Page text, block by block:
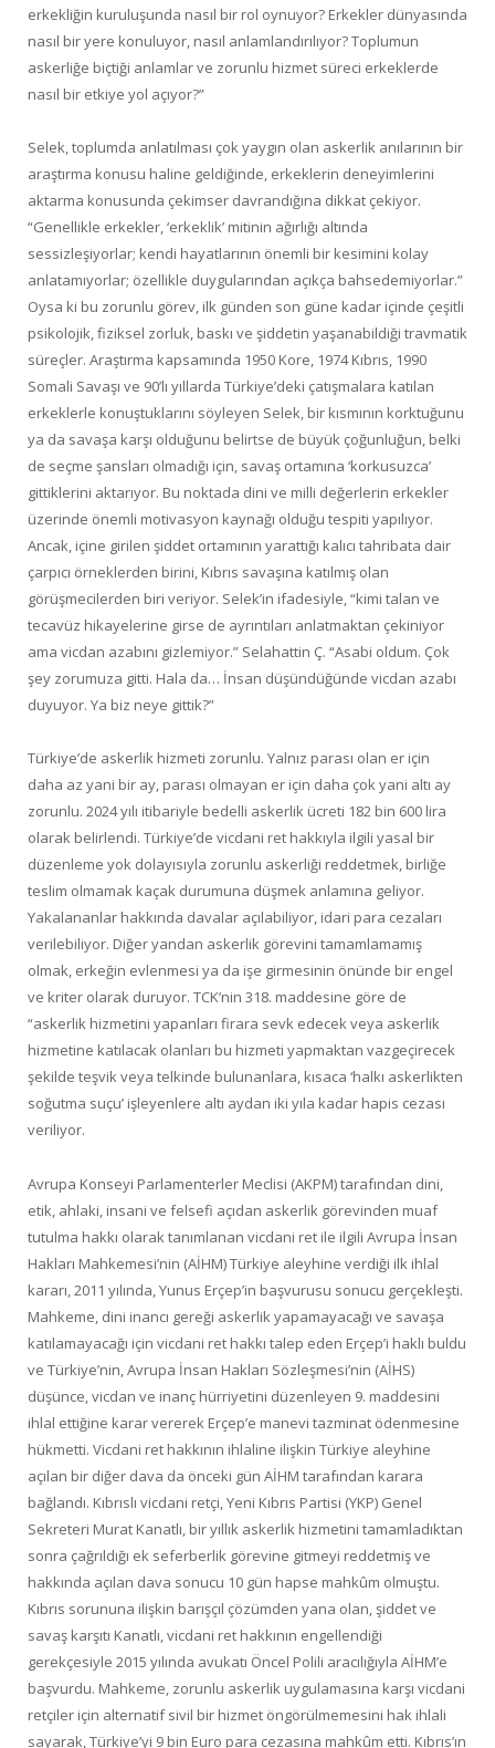
erkekliğin kuruluşunda nasıl bir rol oynuyor? Erkekler dünyasında
nasıl bir yere konuluyor, nasıl anlamlandırılıyor? Toplumun
askerliğe biçtiği anlamlar ve zorunlu hizmet süreci erkeklerde
nasıl bir etkiye yol açıyor?”
Selek, toplumda anlatılması çok yaygın olan askerlik anılarının bir
araştırma konusu haline geldiğinde, erkeklerin deneyimlerini
aktarma konusunda çekimser davrandığına dikkat çekiyor.
“Genellikle erkekler, ‘erkeklik’ mitinin ağırlığı altında
sessizleşiyorlar; kendi hayatlarının önemli bir kesimini kolay
anlatamıyorlar; özellikle duygularından açıkça bahsedemiyorlar.”
Oysa ki bu zorunlu görev, ilk günden son güne kadar içinde çeşitli
psikolojik, fiziksel zorluk, baskı ve şiddetin yaşanabildiği travmatik
süreçler. Araştırma kapsamında 1950 Kore, 1974 Kıbrıs, 1990
Somali Savaşı ve 90’lı yıllarda Türkiye’deki çatışmalara katılan
erkeklerle konuştuklarını söyleyen Selek, bir kısmının korktuğunu
ya da savaşa karşı olduğunu belirtse de büyük çoğunluğun, belki
de seçme şansları olmadığı için, savaş ortamına ‘korkusuzca’
gittiklerini aktarıyor. Bu noktada dini ve milli değerlerin erkekler
üzerinde önemli motivasyon kaynağı olduğu tespiti yapılıyor.
Ancak, içine girilen şiddet ortamının yarattığı kalıcı tahribata dair
çarpıcı örneklerden birini, Kıbrıs savaşına katılmış olan
görüşmecilerden biri veriyor. Selek’in ifadesiyle, “kimi talan ve
tecavüz hikayelerine girse de ayrıntıları anlatmaktan çekiniyor
ama vicdan azabını gizlemiyor.” Selahattin Ç. “Asabi oldum. Çok
şey zorumuza gitti. Hala da… İnsan düşündüğünde vicdan azabı
duyuyor. Ya biz neye gittik?”
Türkiye’de askerlik hizmeti zorunlu. Yalnız parası olan er için
daha az yani bir ay, parası olmayan er için daha çok yani altı ay
zorunlu. 2024 yılı itibariyle bedelli askerlik ücreti 182 bin 600 lira
olarak belirlendi. Türkiye’de vicdani ret hakkıyla ilgili yasal bir
düzenleme yok dolayısıyla zorunlu askerliği reddetmek, birliğe
teslim olmamak kaçak durumuna düşmek anlamına geliyor.
Yakalananlar hakkında davalar açılabiliyor, idari para cezaları
verilebiliyor. Diğer yandan askerlik görevini tamamlamamış
olmak, erkeğin evlenmesi ya da işe girmesinin önünde bir engel
ve kriter olarak duruyor. TCK’nin 318. maddesine göre de
“askerlik hizmetini yapanları firara sevk edecek veya askerlik
hizmetine katılacak olanları bu hizmeti yapmaktan vazgeçirecek
şekilde teşvik veya telkinde bulunanlara, kısaca ‘halkı askerlikten
soğutma suçu’ işleyenlere altı aydan iki yıla kadar hapis cezası
veriliyor.
Avrupa Konseyi Parlamenterler Meclisi (AKPM) tarafından dini,
etik, ahlaki, insani ve felsefi açıdan askerlik görevinden muaf
tutulma hakkı olarak tanımlanan vicdani ret ile ilgili Avrupa İnsan
Hakları Mahkemesi’nin (AİHM) Türkiye aleyhine verdiği ilk ihlal
kararı, 2011 yılında, Yunus Erçep’in başvurusu sonucu gerçekleşti.
Mahkeme, dini inancı gereği askerlik yapamayacağı ve savaşa
katılamayacağı için vicdani ret hakkı talep eden Erçep’i haklı buldu
ve Türkiye’nin, Avrupa İnsan Hakları Sözleşmesi’nin (AİHS)
düşünce, vicdan ve inanç hürriyetini düzenleyen 9. maddesini
ihlal ettiğine karar vererek Erçep’e manevi tazminat ödenmesine
hükmetti. Vicdani ret hakkının ihlaline ilişkin Türkiye aleyhine
açılan bir diğer dava da önceki gün AİHM tarafından karara
bağlandı. Kıbrıslı vicdani retçi, Yeni Kıbrıs Partisi (YKP) Genel
Sekreteri Murat Kanatlı, bir yıllık askerlik hizmetini tamamladıktan
sonra çağrıldığı ek seferberlik görevine gitmeyi reddetmiş ve
hakkında açılan dava sonucu 10 gün hapse mahkûm olmuştu.
Kıbrıs sorununa ilişkin barışçıl çözümden yana olan, şiddet ve
savaş karşıtı Kanatlı, vicdani ret hakkının engellendiği
gerekçesiyle 2015 yılında avukatı Öncel Polili aracılığıyla AİHM’e
başvurdu. Mahkeme, zorunlu askerlik uygulamasına karşı vicdani
retçiler için alternatif sivil bir hizmet öngörülmemesini hak ihlali
sayarak, Türkiye’yi 9 bin Euro para cezasına mahkûm etti. Kıbrıs’ın